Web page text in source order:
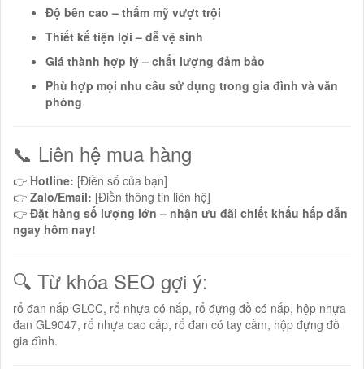
Độ bền cao – thẩm mỹ vượt trội
Thiết kế tiện lợi – dễ vệ sinh
Giá thành hợp lý – chất lượng đảm bảo
Phù hợp mọi nhu cầu sử dụng trong gia đình và văn
phòng
📞 Liên hệ mua hàng
👉 Hotline: [Điền số của bạn]
👉 Zalo/Email: [Điền thông tin liên hệ]
👉 Đặt hàng số lượng lớn – nhận ưu đãi chiết khấu hấp dẫn
ngay hôm nay!
🔍 Từ khóa SEO gợi ý:
rổ đan nắp GLCC, rổ nhựa có nắp, rổ đựng đồ có nắp, hộp nhựa
đan GL9047, rổ nhựa cao cấp, rổ đan có tay cầm, hộp đựng đồ
gia đình.